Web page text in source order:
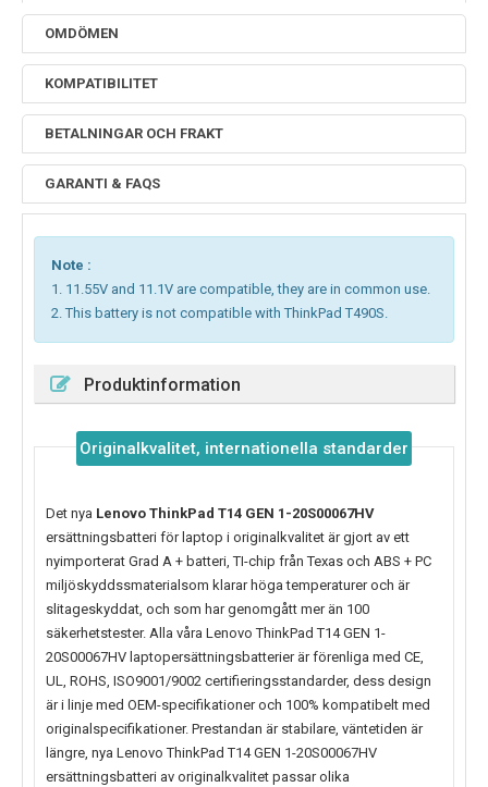
OMDÖMEN
KOMPATIBILITET
BETALNINGAR OCH FRAKT
GARANTI & FAQS
Note :
1. 11.55V and 11.1V are compatible, they are in common use.
2. This battery is not compatible with ThinkPad T490S.
Produktinformation
Originalkvalitet, internationella standarder
Det nya Lenovo ThinkPad T14 GEN 1-20S00067HV
ersättningsbatteri för laptop i originalkvalitet är gjort av ett
nyimporterat Grad A + batteri, TI-chip från Texas och ABS + PC
miljöskyddssmaterialsom klarar höga temperaturer och är
slitageskyddat, och som har genomgått mer än 100
säkerhetstester. Alla våra Lenovo ThinkPad T14 GEN 1-
20S00067HV laptopersättningsbatterier är förenliga med CE,
UL, ROHS, ISO9001/9002 certifieringsstandarder, dess design
är i linje med OEM-specifikationer och 100% kompatibelt med
originalspecifikationer. Prestandan är stabilare, väntetiden är
längre, nya Lenovo ThinkPad T14 GEN 1-20S00067HV
ersättningsbatteri av originalkvalitet passar olika